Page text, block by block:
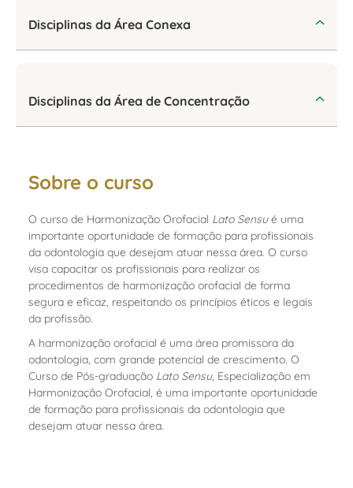
Disciplinas da Área Conexa
Disciplinas da Área de Concentração
Sobre o curso
O curso de Harmonização Orofacial Lato Sensué uma
importante oportunidade de formação para profissionais
da odontologia que desejam atuar nessa área. O curso
visa capacitar os profissionais para realizar os
procedimentos de harmonização orofacial de forma
segura e eficaz, respeitando os princípios éticos e legais
da profissão.
A harmonização orofacial é uma área promissora da
odontologia, com grande potencial de crescimento. O
Curso de Pós-graduação Lato Sensu, Especialização em
Harmonização Orofacial, é uma importante oportunidade
de formação para profissionais da odontologia que
desejam atuar nessa área.